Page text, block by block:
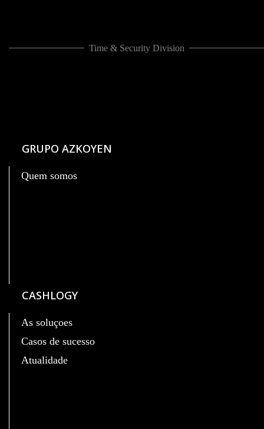
Time & Security Division
GRUPO AZKOYEN
Quem somos
CASHLOGY
As soluçoes
Casos de sucesso
Atualidade